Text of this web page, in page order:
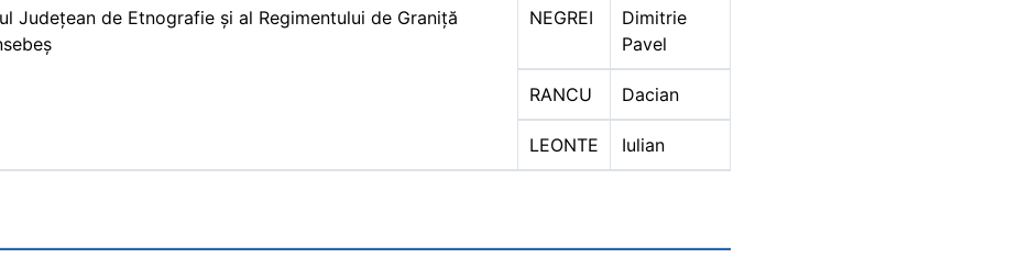
Județean de Etnografie și al Regimentului de Graniță
NEGREI
Dimitrie
Pavel
RANCU Dacian
LEONTE Iulian